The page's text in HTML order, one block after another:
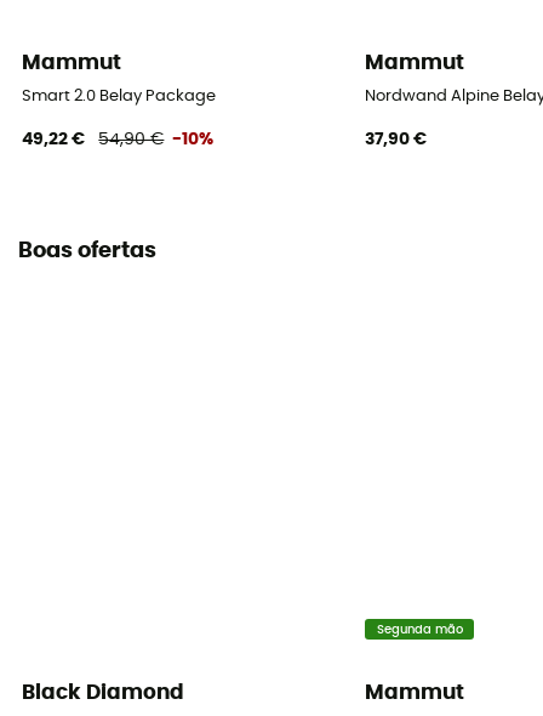
Mammut
Smart 2.0 Belay Package
49,22 € 54,90 € -10%
Mammut
Nordwand Alpine
37,90 €
Boas ofertas
Black Diamond
Segunda mão
Mammut